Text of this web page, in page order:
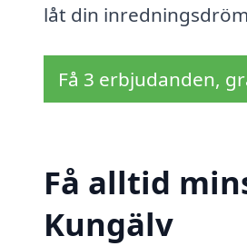
låt din
Få 3 erbjudanden,
Få alltid
Kungälv